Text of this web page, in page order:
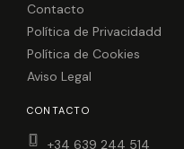
Contacto
Política de Privacidadd
Política de Cookies
Aviso Legal
CONTACTO
+34 639 244 514